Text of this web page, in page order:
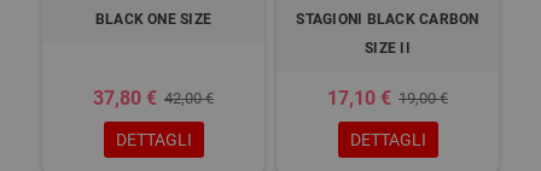
BLACK ONE SIZE
37,80 € 42,00 €
DETTAGLI
STAGIONI BLACK CARBON
SIZE II
17,10 € 19,00 €
DETTAGLI